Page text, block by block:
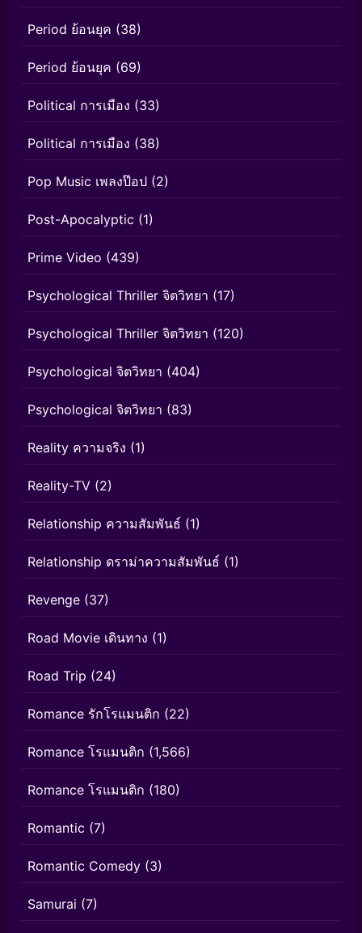
Period ย้อนยุค (38)
Period ย้อนยุค (69)
Political การเมือง (33)
Political การเมือง (38)
Pop Music เพลงป๊อป (2)
Post-Apocalyptic (1)
Prime Video (439)
Psychological Thriller จิตวิทยา (17)
Psychological Thriller จิตวิทยา (120)
Psychological จิตวิทยา (404)
Psychological จิตวิทยา (83)
Reality ความจริง (1)
Reality-TV (2)
Relationship ความสัมพันธ์ (1)
Relationship ดราม่าความสัมพันธ์ (1)
Revenge (37)
Road Movie เดินทาง (1)
Road Trip (24)
Romance รักโรแมนติก (22)
Romance โรแมนติก (1,566)
Romance โรแมนติก (180)
Romantic (7)
Romantic Comedy (3)
Samurai (7)